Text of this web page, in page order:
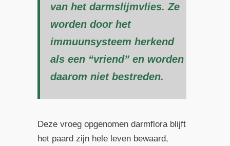
van het darmslijmvlies. Ze
worden door het
immuunsysteem herkend
als een “vriend” en worden
daarom niet bestreden.
Deze vroeg opgenomen darmflora blijft
het paard zijn hele leven bewaard,